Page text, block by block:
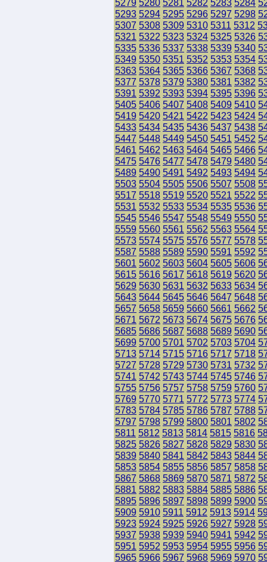
5279 5280 5281 5282 5283 5284
5293 5294 5295 5296 5297 5298
5307 5308 5309 5310 5311 5312
5321 5322 5323 5324 5325 5326
5335 5336 5337 5338 5339 5340
5349 5350 5351 5352 5353 5354
5363 5364 5365 5366 5367 5368
5377 5378 5379 5380 5381 5382
5391 5392 5393 5394 5395 5396
5405 5406 5407 5408 5409 5410
5419 5420 5421 5422 5423 5424
5433 5434 5435 5436 5437 5438
5447 5448 5449 5450 5451 5452
5461 5462 5463 5464 5465 5466
5475 5476 5477 5478 5479 5480
5489 5490 5491 5492 5493 5494
5503 5504 5505 5506 5507 5508
5517 5518 5519 5520 5521 5522
5531 5532 5533 5534 5535 5536
5545 5546 5547 5548 5549 5550
5559 5560 5561 5562 5563 5564
5573 5574 5575 5576 5577 5578
5587 5588 5589 5590 5591 5592
5601 5602 5603 5604 5605 5606
5615 5616 5617 5618 5619 5620
5629 5630 5631 5632 5633 5634
5643 5644 5645 5646 5647 5648
5657 5658 5659 5660 5661 5662
5671 5672 5673 5674 5675 5676
5685 5686 5687 5688 5689 5690
5699 5700 5701 5702 5703 5704
5713 5714 5715 5716 5717 5718
5727 5728 5729 5730 5731 5732
5741 5742 5743 5744 5745 5746
5755 5756 5757 5758 5759 5760
5769 5770 5771 5772 5773 5774
5783 5784 5785 5786 5787 5788
5797 5798 5799 5800 5801 5802
5811 5812 5813 5814 5815 5816
5825 5826 5827 5828 5829 5830
5839 5840 5841 5842 5843 5844
5853 5854 5855 5856 5857 5858
5867 5868 5869 5870 5871 5872
5881 5882 5883 5884 5885 5886
5895 5896 5897 5898 5899 5900
5909 5910 5911 5912 5913 5914
5923 5924 5925 5926 5927 5928
5937 5938 5939 5940 5941 5942
5951 5952 5953 5954 5955 5956
5965 5966 5967 5968 5969 5970